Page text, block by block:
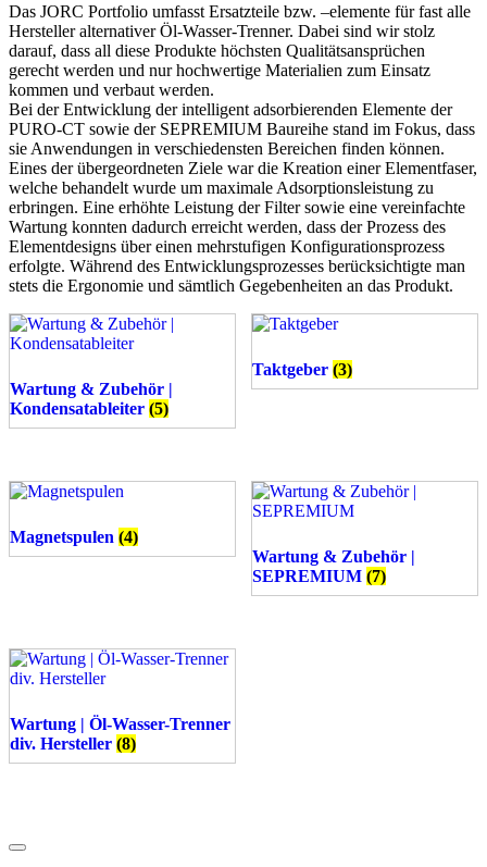
Das JORC Portfolio umfasst Ersatzteile bzw. –elemente für fast alle
Hersteller alternativer Öl-Wasser-Trenner. Dabei sind wir stolz
darauf, dass all diese Produkte höchsten Qualitätsansprüchen
gerecht werden und nur hochwertige Materialien zum Einsatz
kommen und verbaut werden.
Bei der Entwicklung der intelligent adsorbierenden Elemente der
PURO-CT sowie der SEPREMIUM Baureihe stand im Fokus, dass
sie Anwendungen in verschiedensten Bereichen finden können.
Eines der übergeordneten Ziele war die Kreation einer Elementfaser,
welche behandelt wurde um maximale Adsorptionsleistung zu
erbringen. Eine erhöhte Leistung der Filter sowie eine vereinfachte
Wartung konnten dadurch erreicht werden, dass der Prozess des
Elementdesigns über einen mehrstufigen Konfigurationsprozess
erfolgte. Während des Entwicklungsprozesses berücksichtigte man
stets die Ergonomie und sämtlich Gegebenheiten an das Produkt.
Wartung & Zubehör |
Kondensatableiter (5)
Taktgeber (3)
Magnetspulen (4)
Wartung & Zubehör |
SEPREMIUM (7)
Wartung | Öl-Wasser-Trenner
div. Hersteller (8)